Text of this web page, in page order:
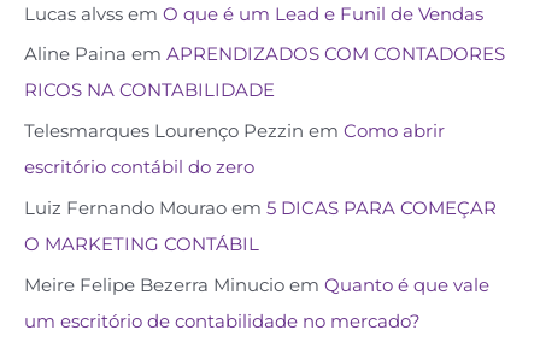
Lucas alvss em O que é um Lead e Funil de Vendas
Aline Paina em APRENDIZADOS COM CONTADORES
RICOS NA CONTABILIDADE
Telesmarques Lourenço Pezzin em Como abrir
escritório contábil do zero
Luiz Fernando Mourao em 5 DICAS PARA COMEÇAR
O MARKETING CONTÁBIL
Meire Felipe Bezerra Minucio em Quanto é que vale
um escritório de contabilidade no mercado?